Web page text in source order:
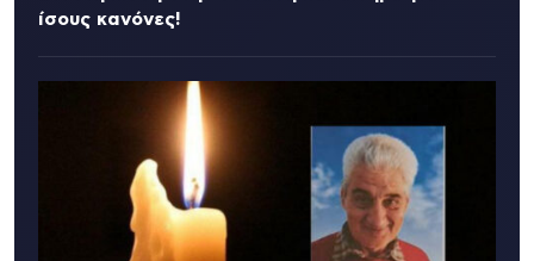
ίσους κανόνες!